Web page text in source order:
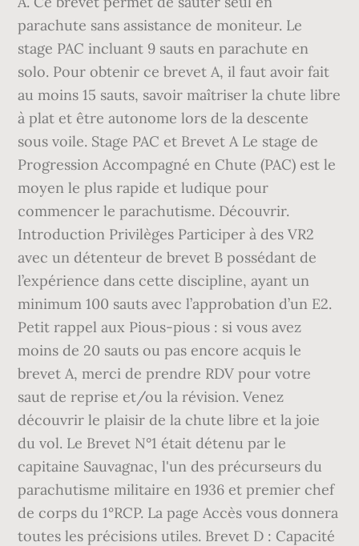
parachute sans assistance de moniteur. Le
stage PAC incluant 9 sauts en parachute en
solo. Pour obtenir ce brevet A, il faut avoir fait
au moins 15 sauts, savoir maîtriser la chute libre
à plat et être autonome lors de la descente
sous voile. Stage PAC et Brevet A Le stage de
Progression Accompagné en Chute (PAC) est le
moyen le plus rapide et ludique pour
commencer le parachutisme. Découvrir.
Introduction Privilèges Participer à des VR2
avec un détenteur de brevet B possédant de
l’expérience dans cette discipline, ayant un
minimum 100 sauts avec l’approbation d’un E2.
Petit rappel aux Pious-pious : si vous avez
moins de 20 sauts ou pas encore acquis le
brevet A, merci de prendre RDV pour votre
saut de reprise et/ou la révision. Venez
découvrir le plaisir de la chute libre et la joie
du vol. Le Brevet N°1 était détenu par le
capitaine Sauvagnac, l'un des précurseurs du
parachutisme militaire en 1936 et premier chef
de corps du 1°RCP. La page Accès vous donnera
toutes les précisions utiles. Brevet D : Capacité